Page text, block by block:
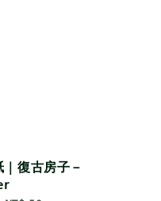
｜復古房子－